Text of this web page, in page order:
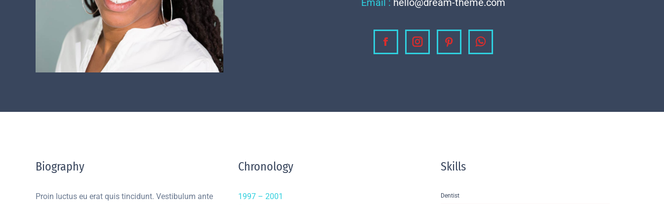
Email : hello@dream-theme.com
FacebookInstagramPinterestWhatsapp
Biography
Proin luctus eu erat quis tincidunt. Vestibulum ante
Chronology
1997 – 2001
Skills
Dentist